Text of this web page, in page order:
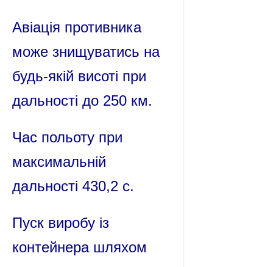
Авіація противника
може знищуватись на
будь-якій висоті при
дальності до 250 км.
Час польоту при
максимальній
дальності 430,2 с.
Пуск виробу із
контейнера шляхом